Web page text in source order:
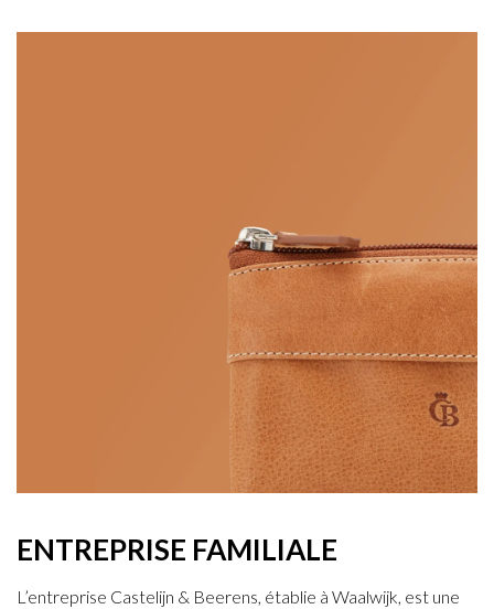
ENTREPRISE FAMILIALE
L’entreprise Castelijn & Beerens, établie à Waalwijk, est une